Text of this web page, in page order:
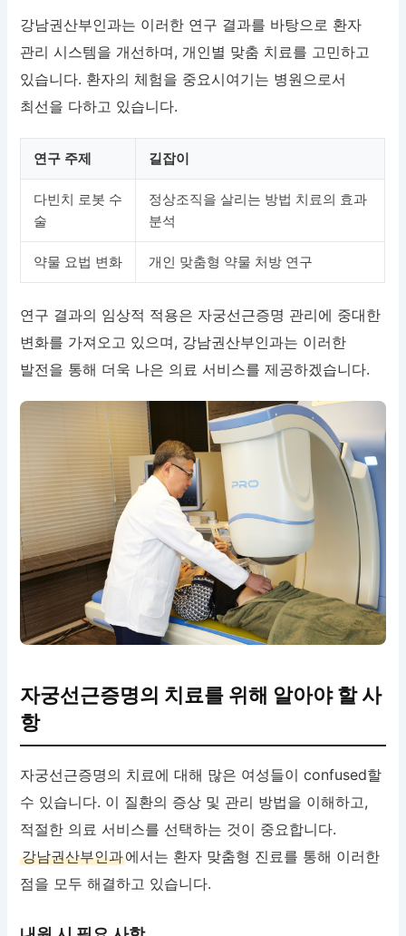
강남권산부인과는 이러한 연구 결과를 바탕으로 환자
관리 시스템을 개선하며, 개인별 맞춤 치료를 고민하고
있습니다. 환자의 체험을 중요시여기는 병원으로서
최선을 다하고 있습니다.
연구 주제 길잡이
다빈치 로봇 수
술
정상조직을 살리는 방법 치료의 효과
분석
약물 요법 변화 개인 맞춤형 약물 처방 연구
연구 결과의 임상적 적용은 자궁선근증명 관리에 중대한
변화를 가져오고 있으며, 강남권산부인과는 이러한
발전을 통해 더욱 나은 의료 서비스를 제공하겠습니다.
자궁선근증명의 치료를 위해 알아야 할 사
항
자궁선근증명의 치료에 대해 많은 여성들이 confused할
수 있습니다. 이 질환의 증상 및 관리 방법을 이해하고,
적절한 의료 서비스를 선택하는 것이 중요합니다.
강남권산부인과에서는 환자 맞춤형 진료를 통해 이러한
점을 모두 해결하고 있습니다.